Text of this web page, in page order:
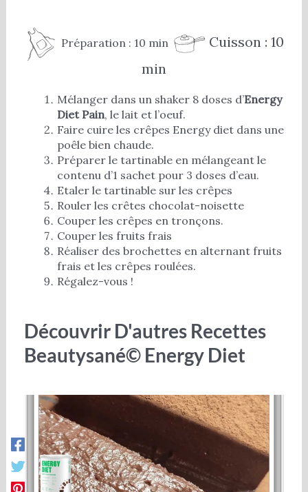
Préparation : 10 min
Cuisson : 10
min
Mélanger dans un shaker 8 doses d’Energy
Diet Pain, le lait et l’oeuf.
Faire cuire les crêpes Energy diet dans une
poêle bien chaude.
Préparer le tartinable en mélangeant le
contenu d’1 sachet pour 3 doses d’eau.
Etaler le tartinable sur les crêpes
Rouler les crêtes chocolat-noisette
Couper les crêpes en tronçons.
Couper les fruits frais
Réaliser des brochettes en alternant fruits
frais et les crêpes roulées.
Régalez-vous !
Découvrir D'autres Recettes
Beautysané© Energy Diet